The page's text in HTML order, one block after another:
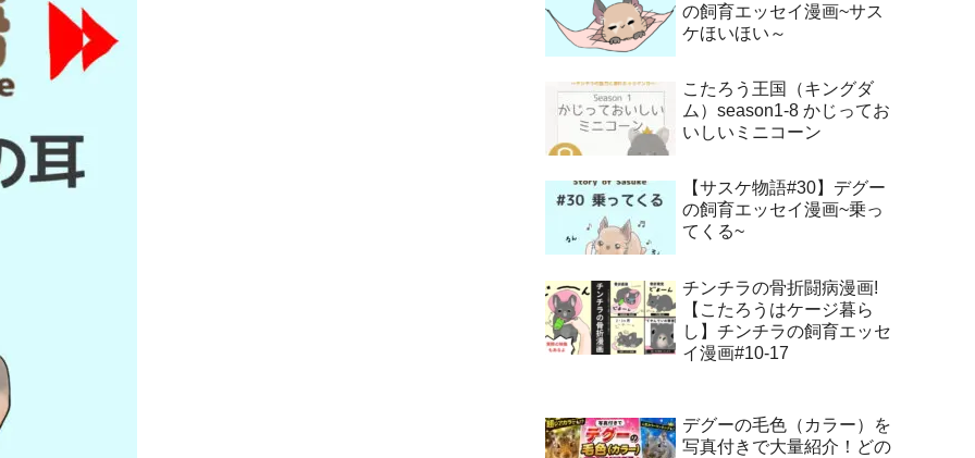
の飼育エッセイ漫画~サス
ケほいほい～
こたろう王国（キングダ
ム）season1-8 かじってお
いしいミニコーン
【サスケ物語#30】デグー
の飼育エッセイ漫画~乗っ
てくる~
チンチラの骨折闘病漫画!
【こたろうはケージ暮ら
し】チンチラの飼育エッセ
イ漫画#10-17
デグーの毛色（カラー）を
写真付きで大量紹介！どの